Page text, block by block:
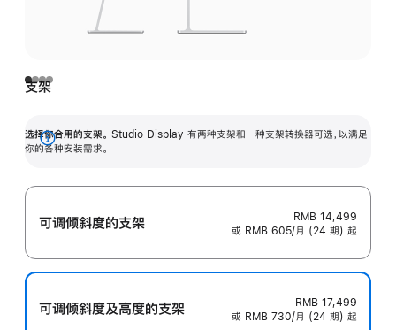
支架
选择你合用的支架。 Studio Display 有两种支架和一种支架转换器可选，以满足
你的各种安装需求。
展
可调倾斜度的支架
RMB 14,499
或 RMB 605/月 (24 期) 起
可调倾斜度及高‍度的支‍架
RMB 17,499
或 RMB 730/月 (24 期) 起